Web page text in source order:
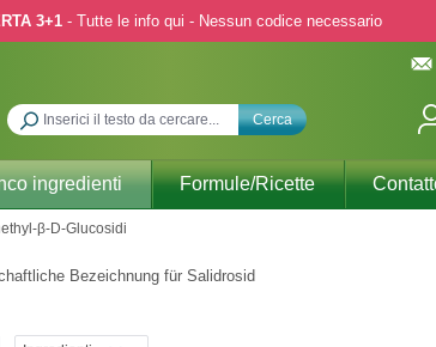
3+1- Tutte le info qui - Nessun codice necessario
Cerca
ingredienti Formule/Ricette
β-D-Glucosidi
Bezeichnung für Salidrosid